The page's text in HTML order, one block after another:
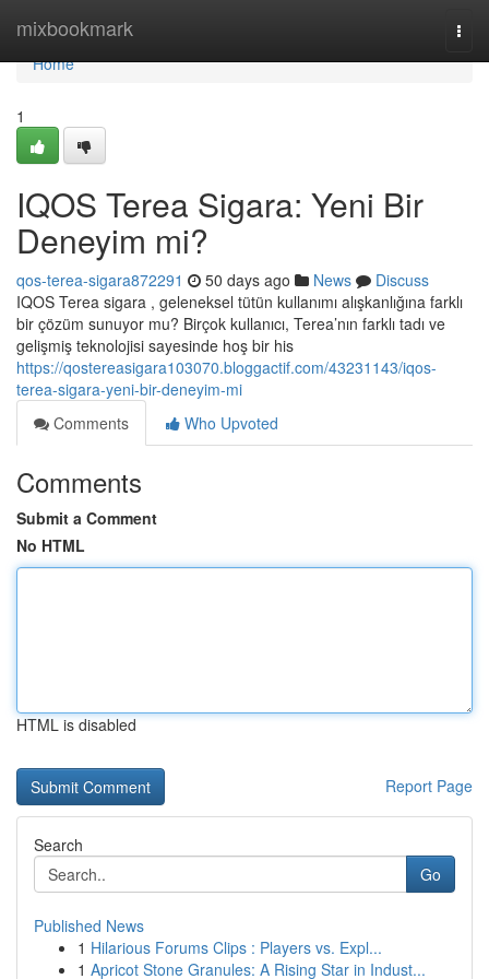
mixbookmark
Home
Home
1
IQOS Terea Sigara: Yeni Bir
Deneyim mi?
qos-terea-sigara872291 50 days ago News
Discuss
IQOS Terea sigara , geleneksel tütün kullanımı alışkanlığına farklı
bir çözüm sunuyor mu? Birçok kullanıcı, Terea’nın farklı tadı ve
gelişmiş teknolojisi sayesinde hoş bir his
https://qostereasigara103070.bloggactif.com/43231143/iqos-
terea-sigara-yeni-bir-deneyim-mi
Comments
Who Upvoted
Comments
Submit a Comment
No HTML
HTML is disabled
Report Page
Search
Go
Published News
1 Hilarious Forums Clips : Players vs. Expl...
1 Apricot Stone Granules: A Rising Star in Indust...